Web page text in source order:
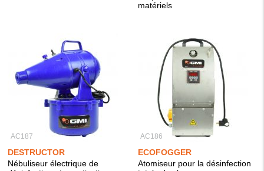
matériels
AC187
DESTRUCTOR
Nébuliseur électrique de
AC186
ECOFOGGER
Atomiseur pour la désinfection